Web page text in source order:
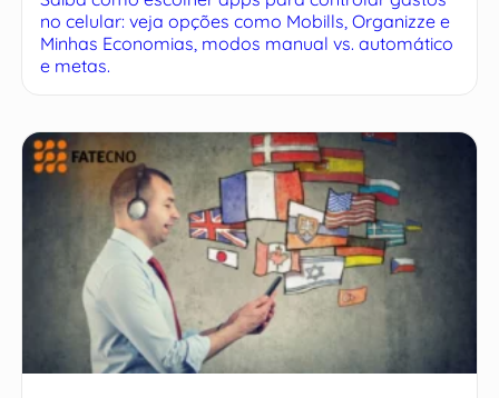
no celular: veja opções como Mobills, Organizze e
Minhas Economias, modos manual vs. automático
e metas.